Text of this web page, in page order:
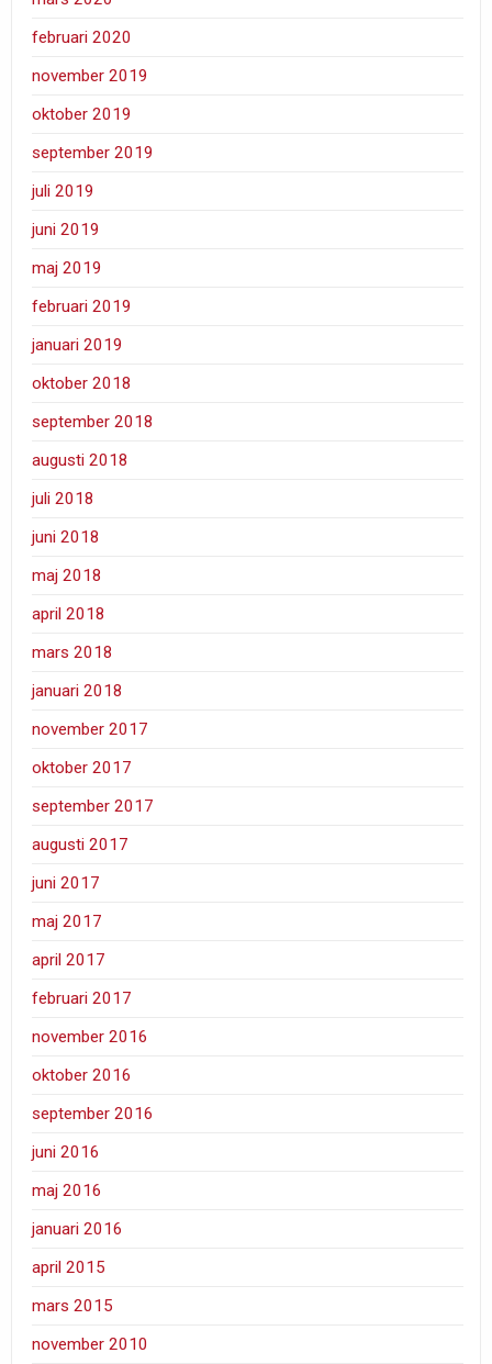
februari 2020
november 2019
oktober 2019
september 2019
juli 2019
juni 2019
maj 2019
februari 2019
januari 2019
oktober 2018
september 2018
augusti 2018
juli 2018
juni 2018
maj 2018
april 2018
mars 2018
januari 2018
november 2017
oktober 2017
september 2017
augusti 2017
juni 2017
maj 2017
april 2017
februari 2017
november 2016
oktober 2016
september 2016
juni 2016
maj 2016
januari 2016
april 2015
mars 2015
november 2010